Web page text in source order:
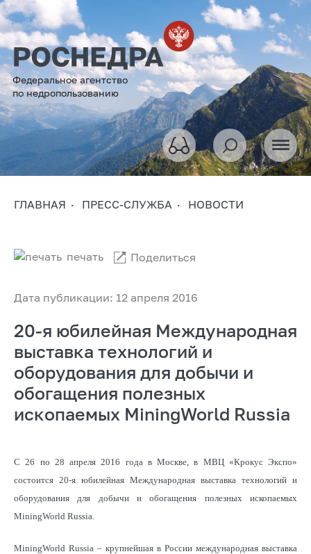
Федеральное агентство
по недропользованию
ГЛАВНАЯ ПРЕСС-СЛУЖБА НОВОСТИ
Дата публикации: 12 апреля 2016
печать Поделиться
20-я юбилейная Международная
выставка технологий и
оборудования для добычи и
обогащения полезных
ископаемых MiningWorld Russia
С 26 по 28 апреля 2016 года в Москве, в МВЦ «Крокус Экспо»
состоится 20-я юбилейная Международная выставка технологий и
оборудования для добычи и обогащения полезных ископаемых
MiningWorld Russia.
MiningWorld Russia – крупнейшая в России международная выставка